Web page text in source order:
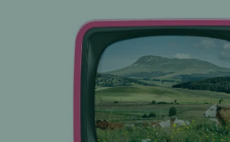
ESPACE
ESPACE PRO